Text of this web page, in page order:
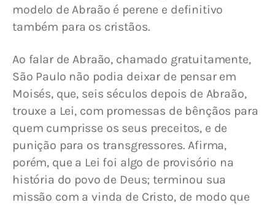
modelo de Abraão é perene e definitivo
também para os cristãos.
Ao falar de Abraão, chamado gratuitamente,
São Paulo não podia deixar de pensar em
Moisés, que, seis séculos depois de Abraão,
trouxe a Lei, com promessas de bênçãos para
quem cumprisse os seus preceitos, e de
punição para os transgressores. Afirma,
porém, que a Lei foi algo de provisório na
história do povo de Deus; terminou sua
missão com a vinda de Cristo, de modo que